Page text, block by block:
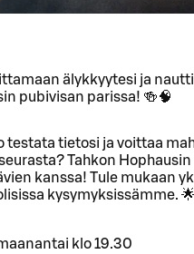
älykkyytesi ja
pubivisan parissa! 🍻🧠
testata tietosi ja voittaa
Tahkon
kanssa! Tule mukaan
kysymyksissämme. 🌟
klo 19.30